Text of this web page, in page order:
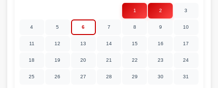
1 2 3
4 5 6 7 8 9 10
11 12 13 14 15 16 17
18 19 20 21 22 23 24
25 26 27 28 29 30 31